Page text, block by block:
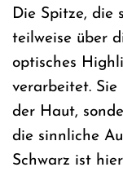
Die Spitze, die
teilweise über
optisches
verarbeitet.
der Haut,
die sinnliche
Schwarz ist